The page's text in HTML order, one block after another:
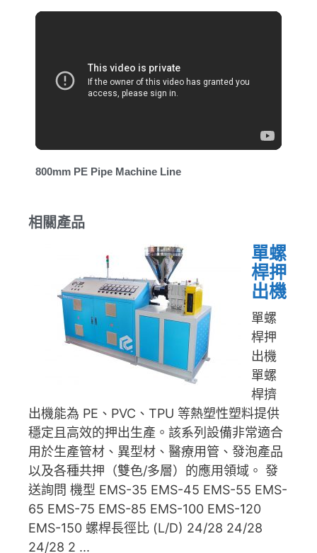
800mm PE Pipe Machine Line
相關產品
單螺
桿押
出機
單螺
桿押
出機
單螺
桿擠
出機能為 PE、PVC、TPU 等熱塑性塑料提供
穩定且高效的押出生產。該系列設備非常適合
用於生產管材、異型材、醫療用管、發泡產品
以及各種共押（雙色/多層）的應用領域。 發
送詢問 機型 EMS-35 EMS-45 EMS-55 EMS-
65 EMS-75 EMS-85 EMS-100 EMS-120
EMS-150 螺桿長徑比 (L/D) 24/28 24/28
24/28 2 ...